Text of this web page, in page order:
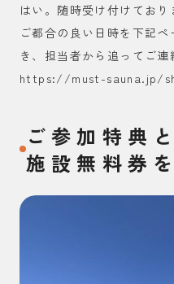
はい。随時受け付けており
ご都合の良い日時を下記
き、担当者から追ってご連
https://must-sauna.jp/
ご参加特典
施設無料券